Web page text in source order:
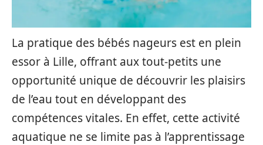
La pratique des bébés nageurs est en plein
essor à Lille, offrant aux tout-petits une
opportunité unique de découvrir les plaisirs
de l’eau tout en développant des
compétences vitales. En effet, cette activité
aquatique ne se limite pas à l’apprentissage